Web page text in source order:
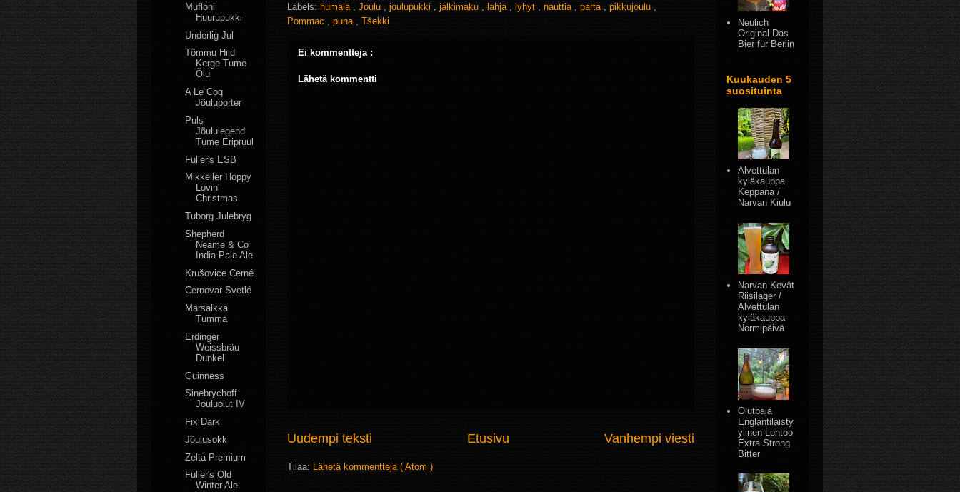
Labels: humala Joulu joulupukki jälkimaku lahja lyhyt nauttia parta pikkujoulu
Pommac
puna Tšekki
Ei kommentteja :
Lähetä kommentti
Uudempi teksti Vanhempi viesti
Etusivu
Tilaa: Lähetä kommentteja ( Atom )
Mufloni
Huurupukki
Underlig Jul
Tõmmu Hiid
Kerge Tume
Õlu
A Le Coq
Jõuluporter
Puls
Jõululegend
Tume Eripruul
Fuller's ESB
Mikkeller Hoppy
Lovin'
Christmas
Tuborg Julebryg
Shepherd
Neame & Co
India Pale Ale
Krušovice Cerné
Cernovar Svetlé
Marsalkka
Tumma
Erdinger
Weissbräu
Dunkel
Guinness
Sinebrychoff
Jouluolut IV
Fix Dark
Jõulusokk
Zelta Premium
Fuller's Old
Winter Ale
Neulich
Original Das
Bier für Berlin
Kuukauden 5
suosituinta
Alvettulan
kyläkauppa
Keppana /
Narvan Kiulu
Narvan Kevät
Riisilager /
Alvettulan
kyläkauppa
Normipäivä
Olutpaja
Englantilaisty
ylinen Lontoo
Extra Strong
Bitter